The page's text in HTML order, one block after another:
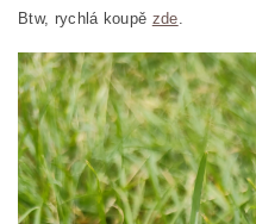
Btw, rychlá koupě zde.